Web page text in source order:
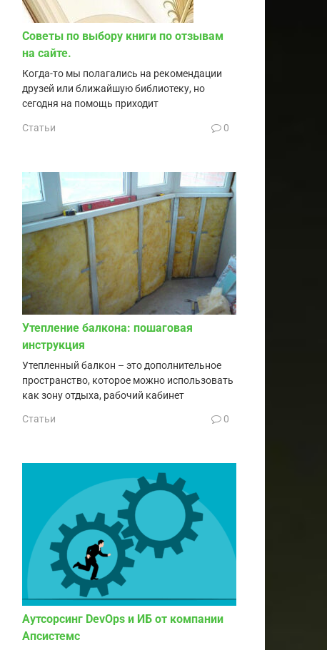
Советы по выбору книги по отзывам
на сайте.
Когда-то мы полагались на рекомендации
друзей или ближайшую библиотеку, но
сегодня на помощь приходит
Статьи 0
Утепление балкона: пошаговая
инструкция
Утепленный балкон – это дополнительное
пространство, которое можно использовать
как зону отдыха, рабочий кабинет
Статьи 0
Аутсорсинг DevOps и ИБ от компании
Апсистемс